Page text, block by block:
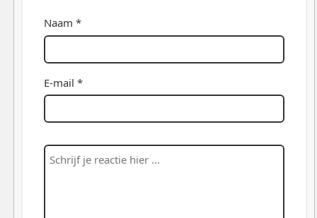
Naam *
E-mail *